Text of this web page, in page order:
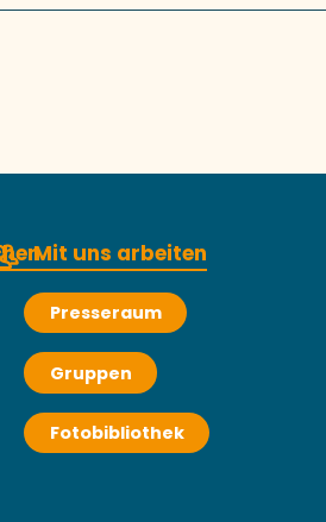
Mit uns arbeiten
Presseraum
Gruppen
Fotobibliothek